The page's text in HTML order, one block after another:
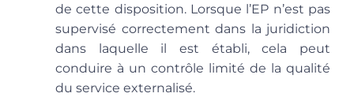
de cette disposition. Lorsque l’EP n’est pas
supervisé correctement dans la juridiction
dans laquelle il est établi, cela peut
conduire à un contrôle limité de la qualité
du service externalisé.